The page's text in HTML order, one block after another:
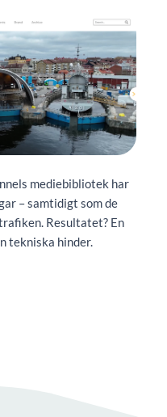
mediebibliotek har
– samtidigt som de
Resultatet? En
tekniska hinder.